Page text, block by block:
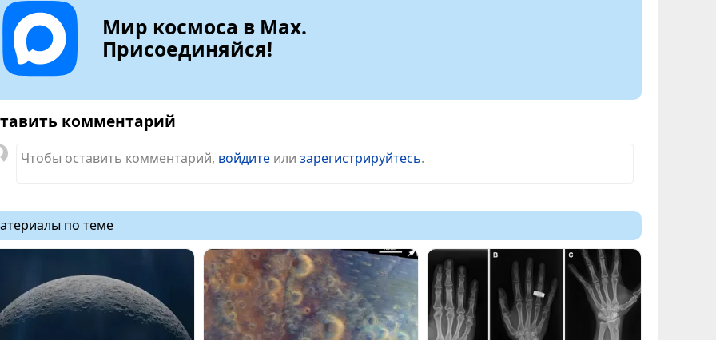
Мир космоса в Max.
Присоединяйся!
комментарий
Чтобы оставить комментарий, войдите или зарегистрируйтесь.
по теме